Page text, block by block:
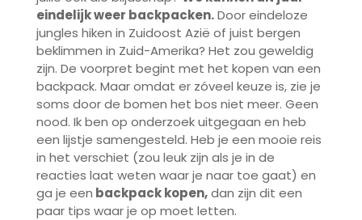
eindelijk weer backpacken.Door eindeloze
jungles hiken in Zuidoost Azië of juist bergen
beklimmen in Zuid-Amerika? Het zou geweldig
zijn. De voorpret begint met het kopen van een
backpack. Maar omdat er zóveel keuze is, zie je
soms door de bomen het bos niet meer. Geen
nood. Ik ben op onderzoek uitgegaan en heb
een lijstje samengesteld. Heb je een mooie reis
in het verschiet (zou leuk zijn als je in de
reacties laat weten waar je naar toe gaat) en
ga je een backpack kopen,dan zijn dit een
paar tips waar je op moet letten.